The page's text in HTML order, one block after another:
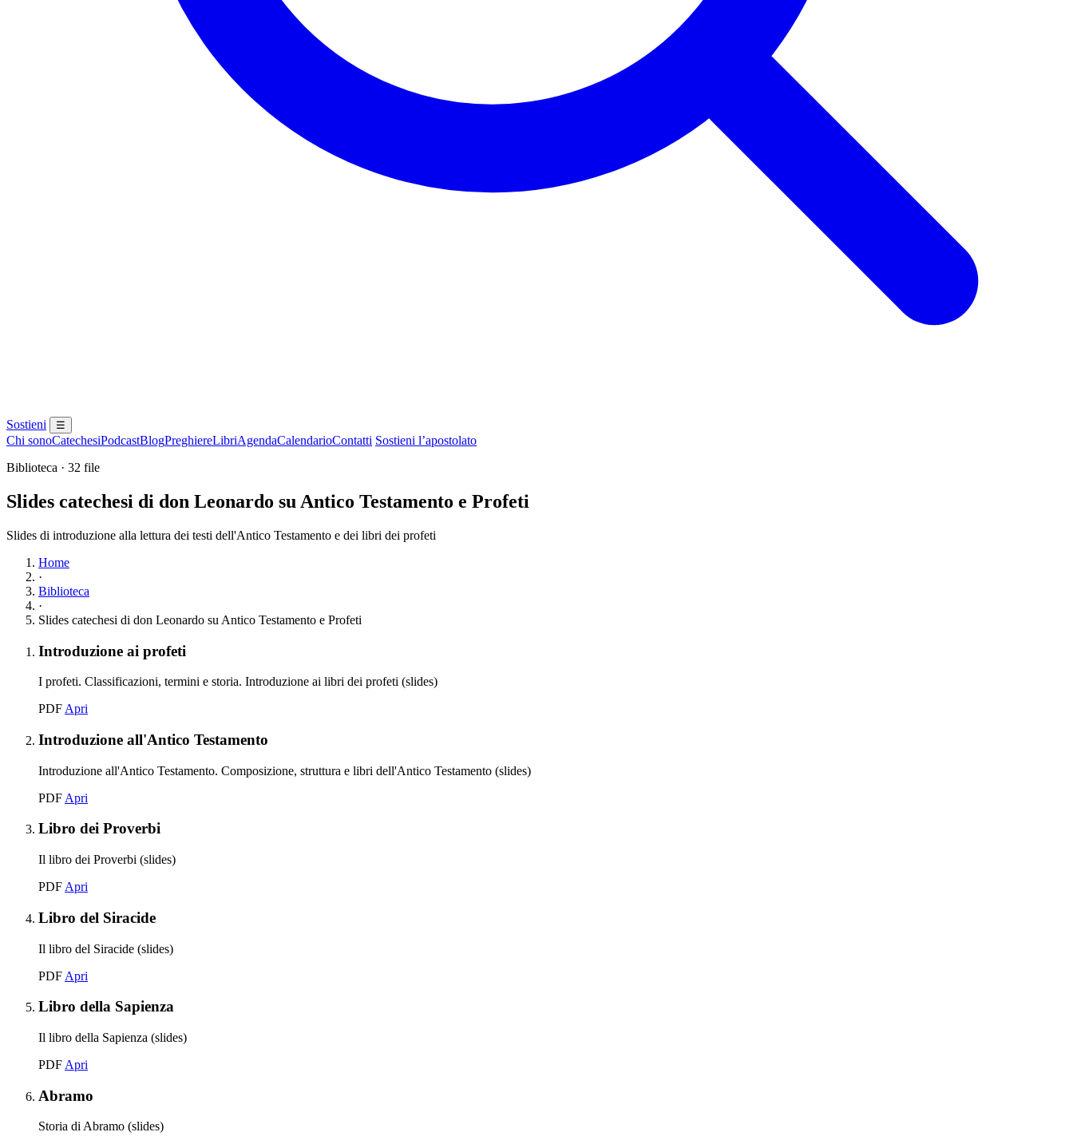
Sostieni ☰
Chi sonoCatechesiPodcastBlogPreghiereLibriAgendaCalendarioContatti Sostieni l’apostolato
Biblioteca · 32 file
Slides catechesi di don Leonardo su Antico Testamento e Profeti
Slides di introduzione alla lettura dei testi dell'Antico Testamento e dei libri dei profeti
Home
·
Biblioteca
·
Slides catechesi di don Leonardo su Antico Testamento e Profeti
Elenco dei contenuti
Elemento 1:
Introduzione ai profeti
I profeti. Classificazioni, termini e storia. Introduzione ai libri dei profeti (slides)
PDF Apri
Elemento 2:
Introduzione all'Antico Testamento
Introduzione all'Antico Testamento. Composizione, struttura e libri dell'Antico Testamento (slides)
PDF Apri
Elemento 3:
Libro dei Proverbi
Il libro dei Proverbi (slides)
PDF Apri
Elemento 4:
Libro del Siracide
Il libro del Siracide (slides)
PDF Apri
Elemento 5:
Libro della Sapienza
Il libro della Sapienza (slides)
PDF Apri
Elemento 6:
Abramo
Storia di Abramo (slides)